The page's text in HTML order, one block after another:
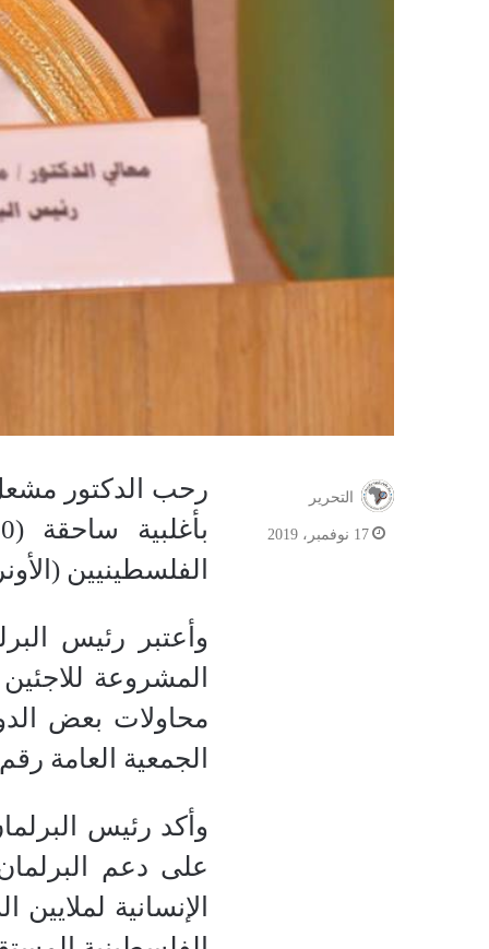
رحب الدكتور
الفلسطينيين
وأعتبر رئيس
المشروعة
محاولات بعض
الجمعية العامة رقم (302) بتاريخ 8 ديسمبر
وأكد رئيس
على دعم
الإنسانية
التحرير
17 نوفمبر، 2019